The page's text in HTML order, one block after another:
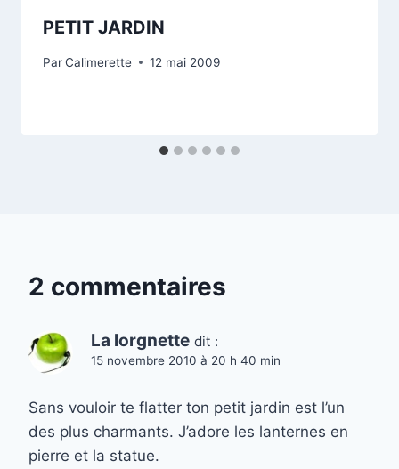
PETIT JARDIN
ParCalimerette 12 mai 2009
2 commentaires
La lorgnette dit :
15 novembre 2010 à 20 h 40 min
Sans vouloir te flatter ton petit jardin est l’un
des plus charmants. J’adore les lanternes en
pierre et la statue.